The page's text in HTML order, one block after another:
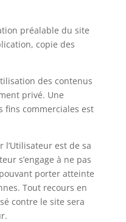
préalable du site
copie des
des contenus
privé. Une
fins commerciales est
est de sa
s’engage à ne pas
porter atteinte
Tout recours en
contre le site sera